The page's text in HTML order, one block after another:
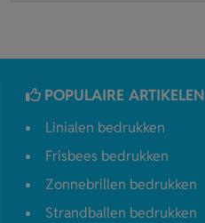
POPULAIRE ARTIKELEN
Linialen bedrukken
Frisbees bedrukken
Zonnebrillen bedrukken
Strandballen bedrukken